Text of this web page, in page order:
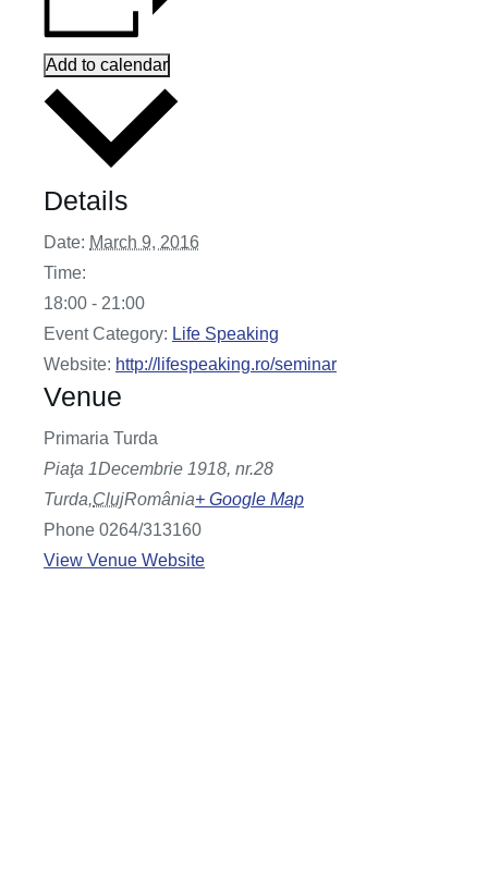
Add to calendar
Details
Date: March 9, 2016
Time:
18:00 - 21:00
Event Category: Life Speaking
Website: http://lifespeaking.ro/seminar
Venue
Primaria Turda
Piaţa 1Decembrie 1918, nr.28
Turda,ClujRomânia+ Google Map
Phone 0264/313160
View Venue Website